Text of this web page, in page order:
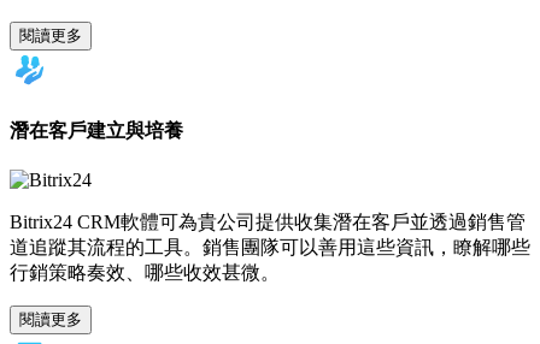
閱讀更多
潛在客戶建立與培養
Bitrix24 CRM軟體可為貴公司提供收集潛在客戶並透過銷售管
道追蹤其流程的工具。銷售團隊可以善用這些資訊，瞭解哪些
行銷策略奏效、哪些收效甚微。
閱讀更多